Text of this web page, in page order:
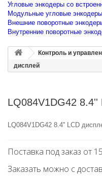
Угловые энкодеры со
Модульные угловые энкодеры
Внешние поворотные
Внутренние поворотные
Контроль и
дисплей
LQ084V1DG42 8.4''
LQ084V1DG42 8.4'' LCD
Поставка под заказ от
Заказать можно с